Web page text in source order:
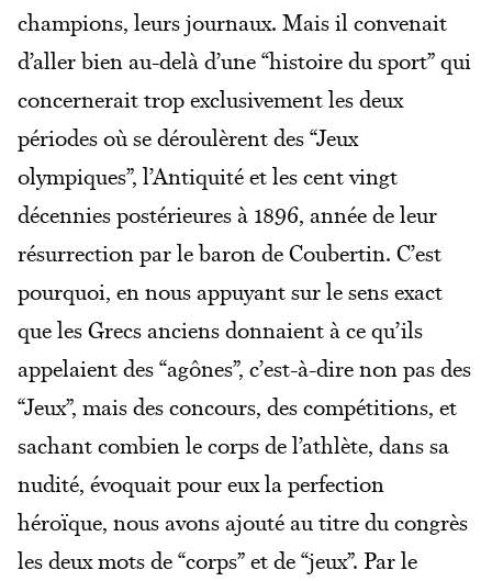
champions, leurs journaux. Mais il convenait
d’aller bien au-delà d’une “histoire du sport” qui
concernerait trop exclusivement les deux
périodes où se déroulèrent des “Jeux
olympiques”, l’Antiquité et les cent vingt
décennies postérieures à 1896, année de leur
résurrection par le baron de Coubertin. C’est
pourquoi, en nous appuyant sur le sens exact
que les Grecs anciens donnaient à ce qu’ils
appelaient des “agônes”, c’est-à-dire non pas des
“Jeux”, mais des concours, des compétitions, et
sachant combien le corps de l’athlète, dans sa
nudité, évoquait pour eux la perfection
héroïque, nous avons ajouté au titre du congrès
les deux mots de “corps” et de “jeux”. Par le